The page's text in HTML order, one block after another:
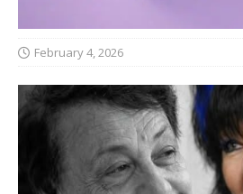
February 4, 2026